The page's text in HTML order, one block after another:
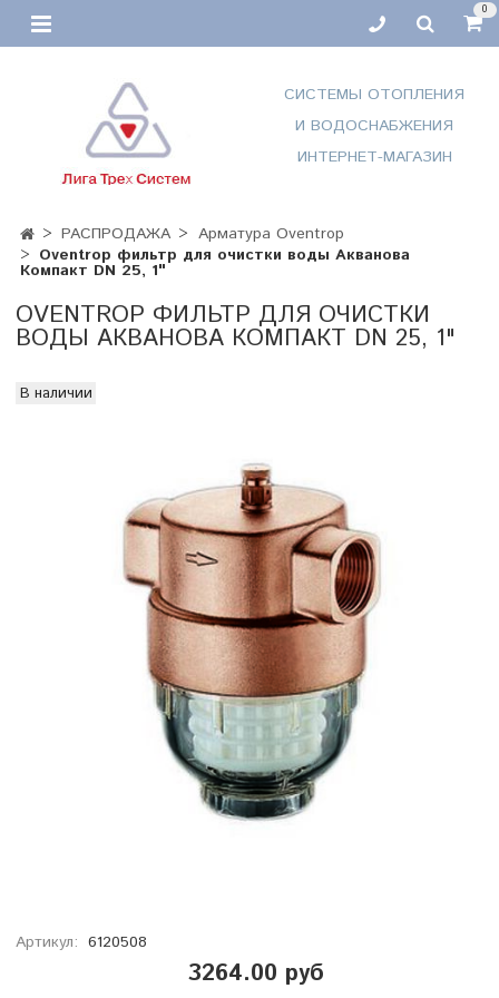
0
СИСТЕМЫ ОТОПЛЕНИЯ
И ВОДОСНАБЖЕНИЯ
ИНТЕРНЕТ-МАГАЗИН
РАСПРОДАЖА
Арматура Oventrop
Oventrop фильтр для очистки воды Акванова
Компакт DN 25, 1"
OVENTROP ФИЛЬТР ДЛЯ ОЧИСТКИ
ВОДЫ АКВАНОВА КОМПАКТ DN 25, 1"
В наличии
Артикул: 6120508
3264.00 руб